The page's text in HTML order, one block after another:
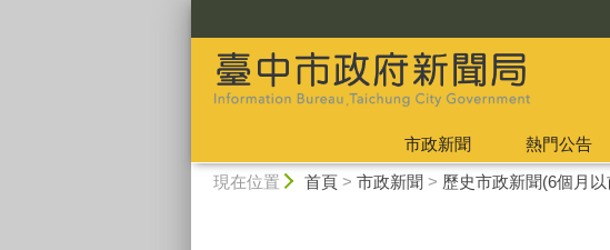
市政新聞 熱門公告
現在位置 首頁> 市政新聞 > 歷史市政新聞(6個月以